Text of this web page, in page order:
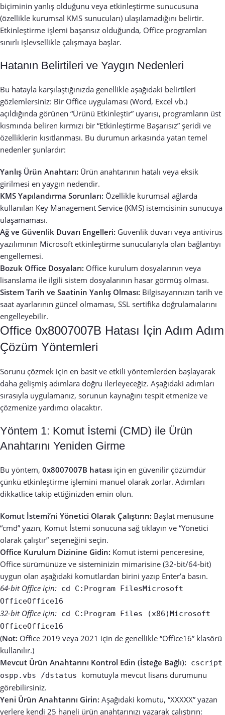
biçiminin yanlış olduğunu veya etkinleştirme sunucusuna
(özellikle kurumsal KMS sunucuları) ulaşılamadığını belirtir.
Etkinleştirme işlemi başarısız olduğunda, Office programları
sınırlı işlevsellikle çalışmaya başlar.
Hatanın Belirtileri ve Yaygın Nedenleri
Bu hatayla karşılaştığınızda genellikle aşağıdaki belirtileri
gözlemlersiniz: Bir Office uygulaması (Word, Excel vb.)
açıldığında görünen “Ürünü Etkinleştir” uyarısı, programların üst
kısmında beliren kırmızı bir “Etkinleştirme Başarısız” şeridi ve
özelliklerin kısıtlanması. Bu durumun arkasında yatan temel
nedenler şunlardır:
Yanlış Ürün Anahtarı: Ürün anahtarının hatalı veya eksik
girilmesi en yaygın nedendir.
KMS Yapılandırma Sorunları: Özellikle kurumsal ağlarda
kullanılan Key Management Service (KMS) istemcisinin sunucuya
ulaşamaması.
Ağ ve Güvenlik Duvarı Engelleri: Güvenlik duvarı veya antivirüs
yazılımının Microsoft etkinleştirme sunucularıyla olan bağlantıyı
engellemesi.
Bozuk Office Dosyaları: Office kurulum dosyalarının veya
lisanslama ile ilgili sistem dosyalarının hasar görmüş olması.
Sistem Tarih ve Saatinin Yanlış Olması: Bilgisayarınızın tarih ve
saat ayarlarının güncel olmaması, SSL sertifika doğrulamalarını
engelleyebilir.
Office 0x8007007B Hatası İçin Adım Adım
Çözüm Yöntemleri
Sorunu çözmek için en basit ve etkili yöntemlerden başlayarak
daha gelişmiş adımlara doğru ilerleyeceğiz. Aşağıdaki adımları
sırasıyla uygulamanız, sorunun kaynağını tespit etmenize ve
çözmenize yardımcı olacaktır.
Yöntem 1: Komut İstemi (CMD) ile Ürün
Anahtarını Yeniden Girme
Bu yöntem, 0x8007007B hatası için en güvenilir çözümdür
çünkü etkinleştirme işlemini manuel olarak zorlar. Adımları
dikkatlice takip ettiğinizden emin olun.
Komut İstemi’ni Yönetici Olarak Çalıştırın: Başlat menüsüne
“cmd” yazın, Komut İstemi sonucuna sağ tıklayın ve “Yönetici
olarak çalıştır” seçeneğini seçin.
Office Kurulum Dizinine Gidin: Komut istemi penceresine,
Office sürümünüze ve sisteminizin mimarisine (32-bit/64-bit)
uygun olan aşağıdaki komutlardan birini yazıp Enter’a basın.
64-bit Office için: cd C:Program FilesMicrosoft
OfficeOffice16
32-bit Office için: cd C:Program Files (x86)Microsoft
OfficeOffice16
(Not: Office 2019 veya 2021 için de genellikle “Office16” klasörü
kullanılır.)
Mevcut Ürün Anahtarını Kontrol Edin (İsteğe Bağlı):
cscript
ospp.vbs /dstatus
komutuyla mevcut lisans durumunu
görebilirsiniz.
Yeni Ürün Anahtarını Girin: Aşağıdaki komutu, “XXXXX” yazan
yerlere kendi 25 haneli ürün anahtarınızı yazarak çalıştırın: